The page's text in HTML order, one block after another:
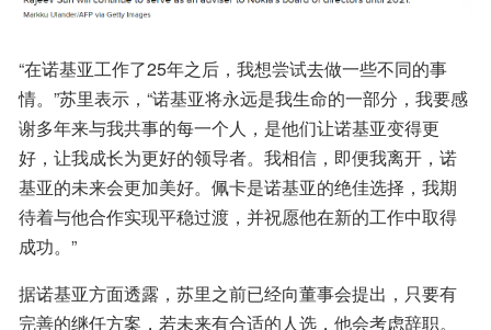
“在诺基亚工作了25年之后，我想尝试去做一些不同的事
情。”苏里表示，“诺基亚将永远是我生命的一部分，我要感
谢多年来与我共事的每一个人，是他们让诺基亚变得更
好，让我成长为更好的领导者。我相信，即便我离开，诺
基亚的未来会更加美好。佩卡是诺基亚的绝佳选择，我期
待着与他合作实现平稳过渡，并祝愿他在新的工作中取得
成功。”
据诺基亚方面透露，苏里之前已经向董事会提出，只要有
完善的继任方案，若未来有合适的人选，他会考虑辞职。